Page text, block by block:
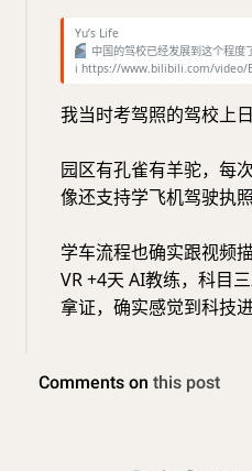
Yu’s Life
▶️ 中国的驾校已经发展到这个程
i https://www.bilibili.com/video/
我当时考驾照的驾校上
园区有孔雀有羊驼，每
像还支持学飞机驾驶执照
学车流程也确实跟视频
VR +4天 AI教练，科目
拿证，确实感觉到科技